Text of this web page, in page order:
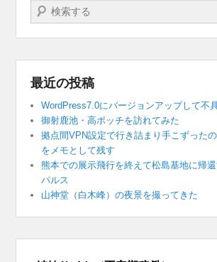
検索する
最近の投稿
WordPress7.0にバージョンアップして不
御射鹿池・高ボッチを訪れてみた
拠点間VPN設定で行き詰まり手こずった
をメモとして残す
熊本での展示飛行を終えて松島基地に帰
パルス
山神堂（白木峰）の夜景を撮ってきた